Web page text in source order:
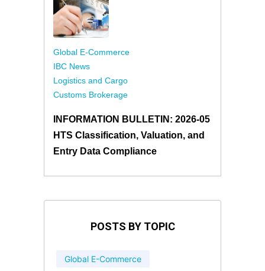
Global E-Commerce
IBC News
Logistics and Cargo
Customs Brokerage
INFORMATION BULLETIN: 2026-05
HTS Classification, Valuation, and
Entry Data Compliance
POSTS BY TOPIC
Global E-Commerce